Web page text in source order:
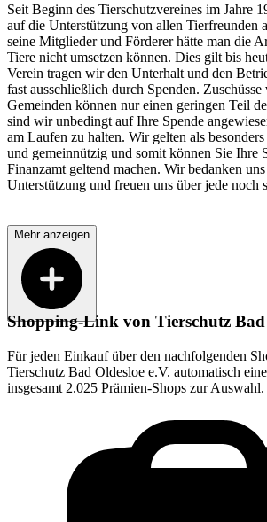
Seit Beginn des Tierschutzvereines im Jahre
auf die Unterstützung von allen Tierfreunden
seine Mitglieder und Förderer hätte man die
Tiere nicht umsetzen können. Dies gilt bis
Verein tragen wir den Unterhalt und den
fast ausschließlich durch Spenden. Zuschüsse
Gemeinden können nur einen geringen Teil
sind wir unbedingt auf Ihre Spende
am Laufen zu halten. Wir gelten als
und gemeinnützig und somit können Sie Ihre
Finanzamt geltend machen. Wir bedanken
Unterstützung und freuen uns über jede noch
Mehr anzeigen
Shopping-Link von Tierschutz Bad
Für jeden Einkauf über den nachfolgenden
Tierschutz Bad Oldesloe e.V. automatisch
insgesamt 2.025 Prämien-Shops zur Auswahl.